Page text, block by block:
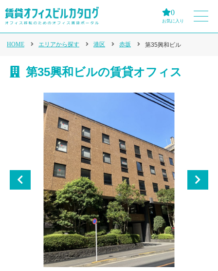
0
お気に入り
HOME エリアから探す 港区 赤坂 第35興和ビル
第35興和ビルの賃貸オフィス